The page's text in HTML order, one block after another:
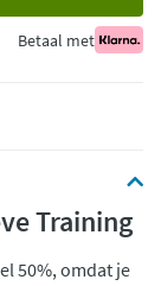
Betaal met
Training
50%, omdat je